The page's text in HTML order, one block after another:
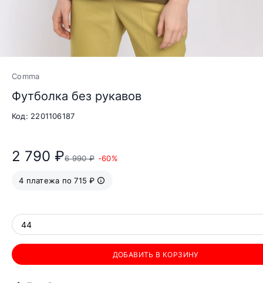
Comma
Футболка без рукавов
Код: 2201106187
2 790 ₽6 990 ₽ -60%
4 платежа по 715 ₽
44
ДОБАВИТЬ В КОРЗИНУ